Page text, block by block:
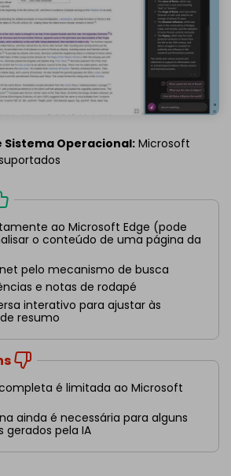
Sistema Operacional: Microsoft
ao Microsoft Edge (pode
o conteúdo de uma página da
pelo mecanismo de busca
e notas de rodapé
interativo para ajustar às
resumo
é limitada ao Microsoft
ainda é necessária para alguns
gerados pela IA